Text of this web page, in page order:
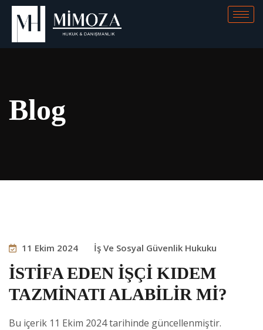
Blog
11 Ekim 2024 İş Ve Sosyal Güvenlik Hukuku
İSTİFA EDEN İŞÇİ KIDEM
TAZMİNATI ALABİLİR Mİ?
Bu içerik 11 Ekim 2024 tarihinde güncellenmiştir.